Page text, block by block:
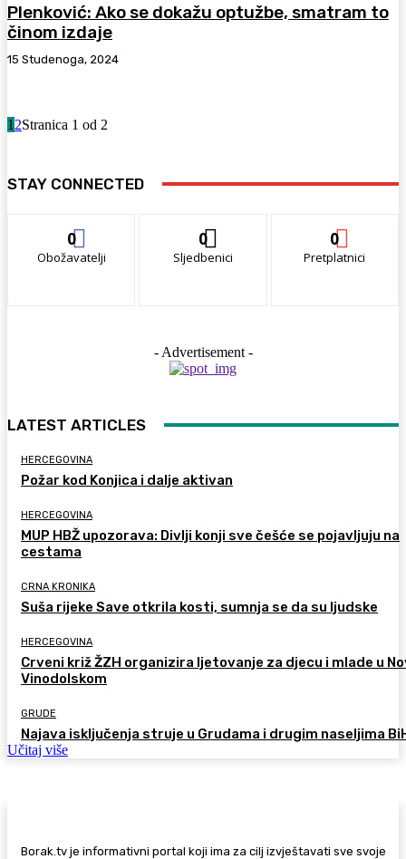
Plenković: Ako se dokažu optužbe, smatram to
činom izdaje
15 Studenoga, 2024
1 2Stranica 1 od 2
STAY CONNECTED
0
Obožavatelji
0
Sljedbenici
0
Pretplatnici
- Advertisement -
LATEST ARTICLES
HERCEGOVINA
Požar kod Konjica i dalje aktivan
HERCEGOVINA
MUP HBŽ upozorava: Divlji konji sve češće se pojavljuju na
cestama
CRNA KRONIKA
Suša rijeke Save otkrila kosti, sumnja se da su ljudske
HERCEGOVINA
Crveni križ ŽZH organizira ljetovanje za djecu i mlade u
Vinodolskom
GRUDE
Najava isključenja struje u Grudama i drugim naseljima
Učitaj više
Borak.tv je informativni portal koji ima za cilj izvještavati sve svoje